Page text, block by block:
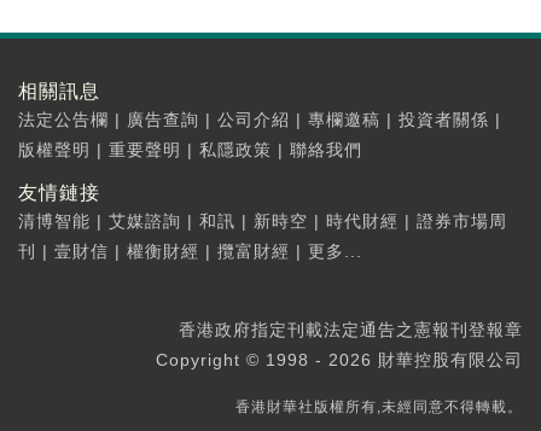
相關訊息
法定公告欄 | 廣告查詢 | 公司介紹 | 專欄邀稿 | 投資者關係 |
版權聲明 | 重要聲明 | 私隱政策 | 聯絡我們
友情鏈接
清博智能 | 艾媒諮詢 | 和訊 | 新時空 | 時代財經 | 證券市場周
刊
| 壹財信 | 權衡財經 | 攬富財經 | 更多...
香港政府指定刊載法定通告之憲報刊登報章
Copyright © 1998 - 2026 財華控股有限公司
香港財華社版權所有,未經同意不得轉載。